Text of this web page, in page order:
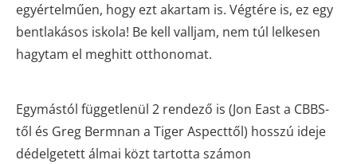
egyértelműen, hogy ezt akartam is. Végtére is, ez egy
bentlakásos iskola! Be kell valljam, nem túl lelkesen
hagytam el meghitt otthonomat.
Egymástól függetlenül 2 rendező is (Jon East a CBBS-
től és Greg Bermnan a Tiger Aspecttől) hosszú ideje
dédelgetett álmai közt tartotta számon